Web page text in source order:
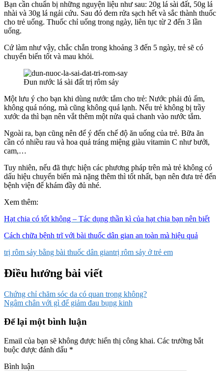
Bạn cần chuẩn bị những nguyện liệu như sau: 20g lá sài đất, 50g lá
nhài và 30g lá ngải cứu. Sau đó đem rửa sạch hết và sắc thành thuốc
cho trẻ uống. Thuốc chỉ uống trong ngày, liên tục từ 2 đến 3 lần
uống.
Cứ làm như vậy, chắc chắn trong khoảng 3 đến 5 ngày, trẻ sẽ có
chuyển biến tốt và mau khỏi.
Đun nước lá sài đất trị rôm sảy
Một lưu ý cho bạn khi dùng nước tắm cho trẻ: Nước phải đủ ấm,
không quá nóng, mà cũng không quá lạnh. Nếu trẻ không bị trầy
xước da thì bạn nên vắt thêm một nửa quả chanh vào nước tắm.
Ngoài ra, bạn cũng nên để ý đến chế độ ăn uống của trẻ. Bữa ăn
cần có nhiều rau và hoa quả tráng miệng giàu vitamin C như bưởi,
cam,…
Tuy nhiên, nếu đã thực hiện các phương pháp trên mà trẻ không có
dấu hiệu chuyển biến mà nặng thêm thì tốt nhất, bạn nên đưa trẻ đến
bệnh viện để khám đầy đủ nhé.
Xem thêm:
Hạt chia có tốt không – Tác dụng thần kì của hạt chia bạn nên biết
Cách chữa bệnh trĩ với bài thuốc dân gian an toàn mà hiệu quả
trị rôm sảy bằng bài thuốc dân giantrị rôm sảy ở trẻ em
Điều hướng bài viết
Chứng chỉ chăm sóc da có quan trọng không?
Ngâm chân với gì để giảm đau bụng kinh
Để lại một bình luận
Email của bạn sẽ không được hiển thị công khai. Các trường bắt
buộc được đánh dấu *
Bình luận